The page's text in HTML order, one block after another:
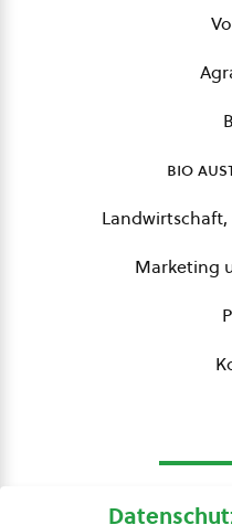
bio
Marketing